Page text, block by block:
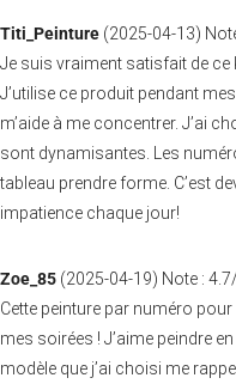
Titi_Peinture (2025-04-13)
Je suis vraiment satisfait de ce
J’utilise ce produit pendant
m’aide à me concentrer. J’ai
sont dynamisantes. Les
tableau prendre forme. C’est
impatience chaque jour!
Zoe_85 (2025-04-19) Note : 4.7
Cette peinture par numéro
mes soirées ! J’aime peindre
modèle que j’ai choisi me